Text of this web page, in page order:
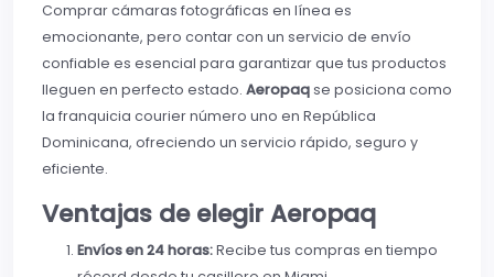
Comprar cámaras fotográficas en línea es
emocionante, pero contar con un servicio de envío
confiable es esencial para garantizar que tus productos
lleguen en perfecto estado. Aeropaqse posiciona como
la franquicia courier número uno en República
Dominicana, ofreciendo un servicio rápido, seguro y
eficiente.
Ventajas de elegir Aeropaq
Envíos en 24 horas:Recibe tus compras en tiempo